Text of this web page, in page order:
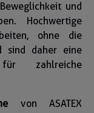
und
Hochwertige
ohne die
sind daher eine
für zahlreiche
von ASATEX